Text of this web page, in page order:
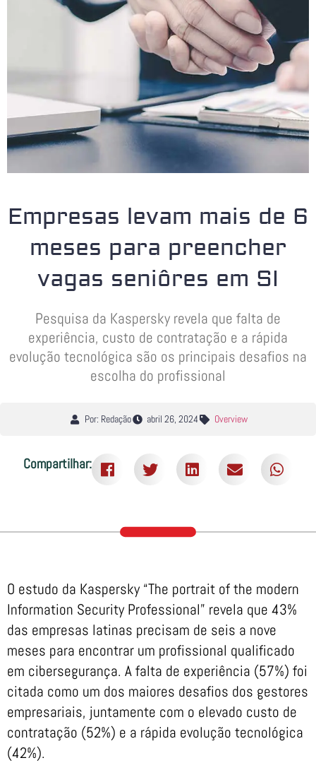
Empresas levam mais de 6
meses para preencher
vagas seniôres em SI
Pesquisa da Kaspersky revela que falta de
experiência, custo de contratação e a rápida
evolução tecnológica são os principais desafios na
escolha do profissional
Por: Redação abril 26, 2024 Overview
Compartilhar:
O estudo da Kaspersky “The portrait of the modern
Information Security Professional” revela que 43%
das empresas latinas precisam de seis a nove
meses para encontrar um profissional qualificado
em cibersegurança. A falta de experiência (57%) foi
citada como um dos maiores desafios dos gestores
empresariais, juntamente com o elevado custo de
contratação (52%) e a rápida evolução tecnológica
(42%).